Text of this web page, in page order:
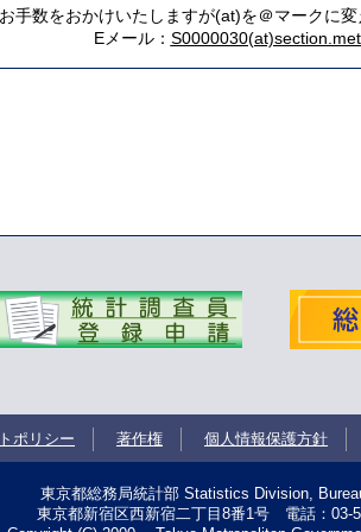
手数をおかけいたしますが(at)を＠マークに変
Eメール：
ポリシー 著作権 個人情報保護方針
東京都総務局統計部 Statistics Division,
東京都新宿区西新宿二丁目8番1号 電話：03-